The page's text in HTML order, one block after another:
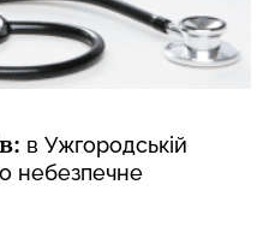
в Ужгородській
небезпечне